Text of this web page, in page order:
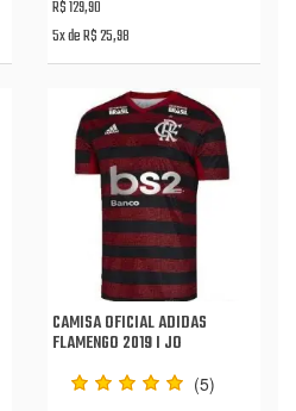
R$ 129,90
5x de R$ 25,98
CAMISA OFICIAL ADIDAS
FLAMENGO 2019 I JO
(5)